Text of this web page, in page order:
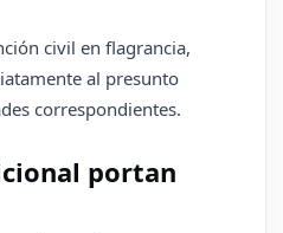
civil en flagrancia,
al presunto
correspondientes.
portan